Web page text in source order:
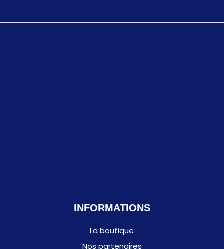
INFORMATIONS
La boutique
Nos partenaires